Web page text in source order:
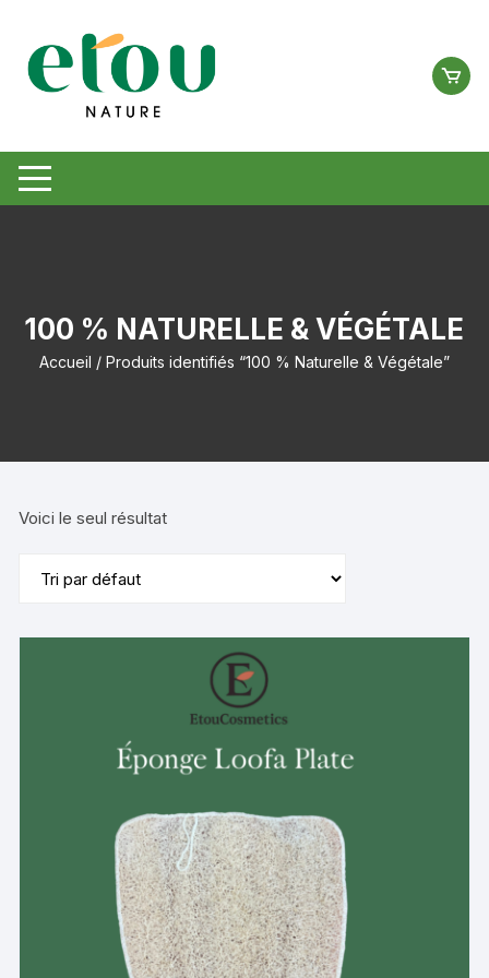
contenu
100 % NATURELLE & VÉGÉTALE
Accueil / Produits identifiés “100 % Naturelle & Végétale”
Voici le seul résultat